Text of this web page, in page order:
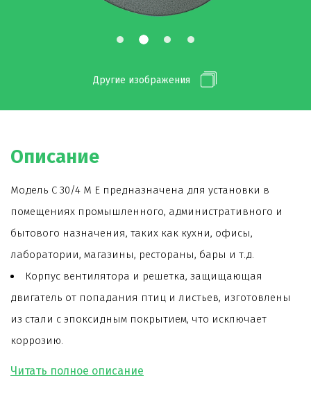
Другие изображения
Описание
Модель C 30/4 M E предназначена для установки в
помещениях промышленного, административного и
бытового назначения, таких как кухни, офисы,
лаборатории, магазины, рестораны, бары и т.д.
Корпус вентилятора и решетка, защищающая
двигатель от попадания птиц и листьев, изготовлены
из стали с эпоксидным покрытием, что исключает
коррозию.